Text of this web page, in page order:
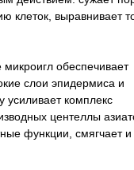
клеток, выравнивает
обеспечивает
слои эпидермиса и
усиливает комплекс
центеллы
функции, смягчает и